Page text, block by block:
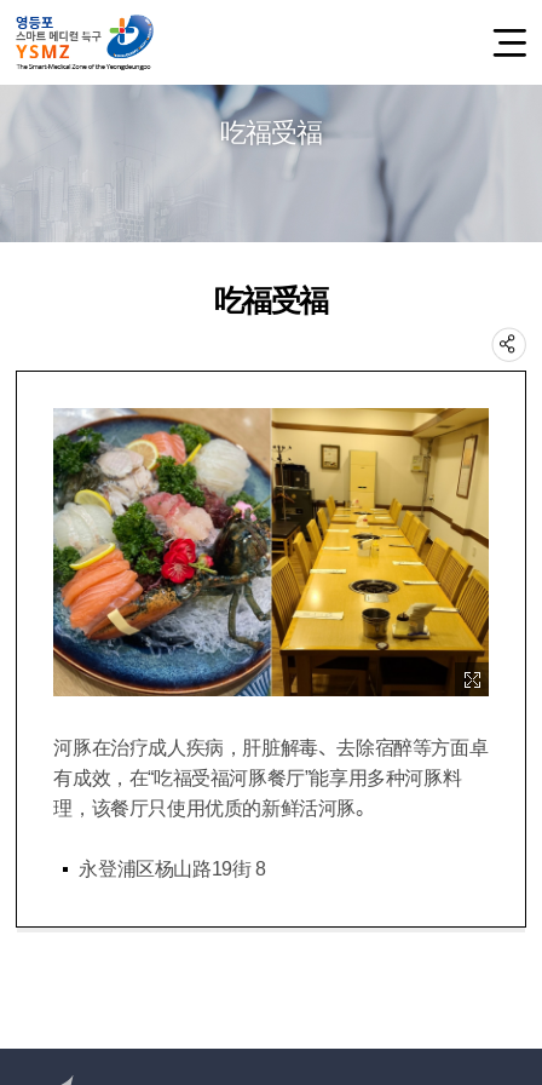
吃福受福
吃福受福
이미지 확대보기
河豚在治疗成人疾病，肝脏解毒、去除宿醉等方面卓
有成效，在“吃福受福河豚餐厅”能享用多种河豚料
理，该餐厅只使用优质的新鲜活河豚。
永登浦区杨山路19街 8